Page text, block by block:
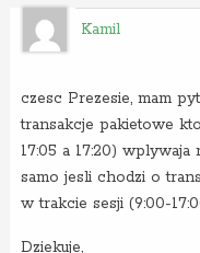
Kamil
czesc Prezesie, mam
transakcje pakietowe
17:05 a 17:20)
samo jesli chodzi o
w trakcie sesji (9:00-
Dziekuje,